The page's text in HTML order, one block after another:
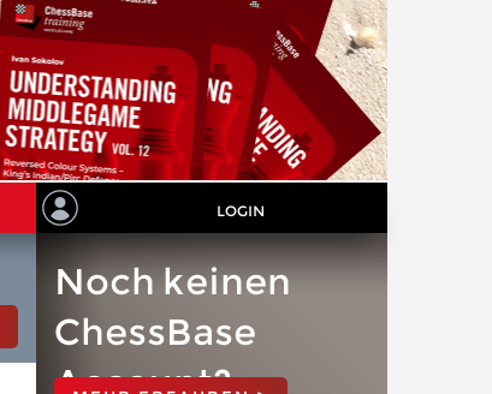
LOGIN
Noch keinen
ChessBase
Account?